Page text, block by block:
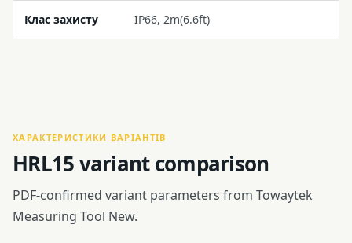
Клас захисту IP66, 2m(6.6ft)
ХАРАКТЕРИСТИКИ ВАРІАНТІВ
HRL15 variant comparison
PDF-confirmed variant parameters from Towaytek
Measuring Tool New.